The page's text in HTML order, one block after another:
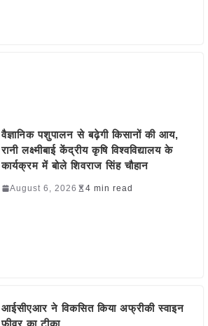
वैज्ञानिक पशुपालन से बढ़ेगी किसानों की आय,
रानी लक्ष्मीबाई केंद्रीय कृषि विश्वविद्यालय के
कार्यक्रम में बोले शिवराज सिंह चौहान
August 6, 2026 4 min read
आईसीएआर ने विकसित किया अफ्रीकी स्वाइन
फीवर का टीका